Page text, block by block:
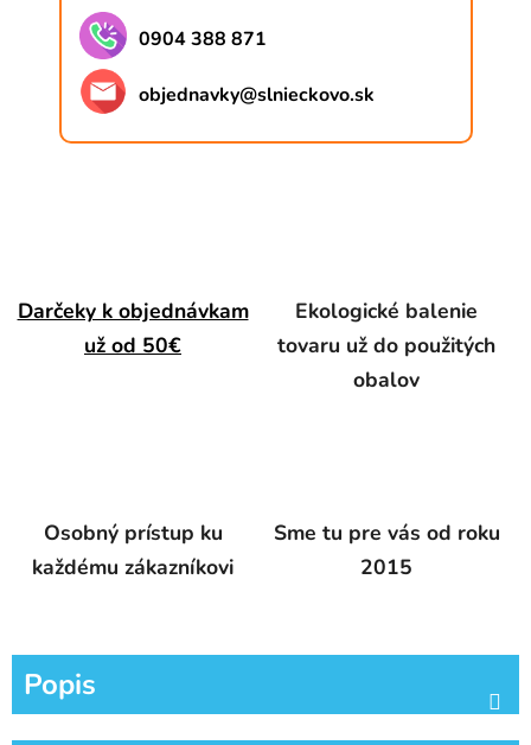
0904 388 871
objednavky@slnieckovo.sk
Darčeky k objednávkam
už od 50€
Ekologické balenie
tovaru už do použitých
obalov
Osobný prístup ku
každému zákazníkovi
Sme tu pre vás od roku
2015
Popis